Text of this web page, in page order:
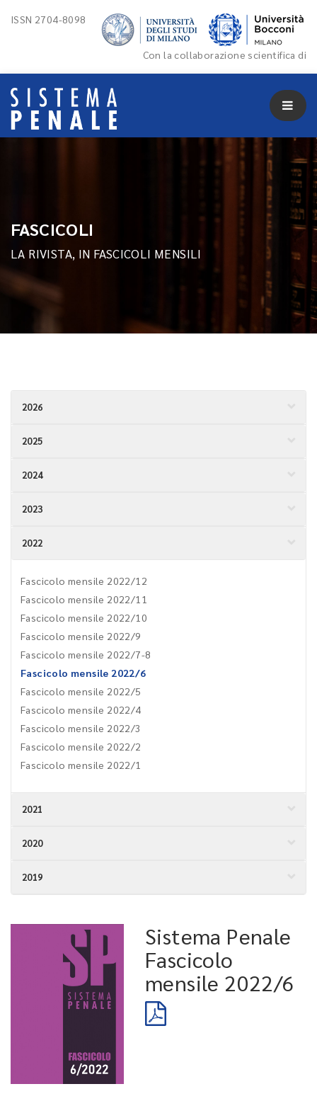
ISSN 2704-8098
Con la collaborazione scientifica di
FASCICOLI
LA RIVISTA, IN FASCICOLI MENSILI
2026
2025
2024
2023
2022
Fascicolo mensile 2022/12
Fascicolo mensile 2022/11
Fascicolo mensile 2022/10
Fascicolo mensile 2022/9
Fascicolo mensile 2022/7-8
Fascicolo mensile 2022/6
Fascicolo mensile 2022/5
Fascicolo mensile 2022/4
Fascicolo mensile 2022/3
Fascicolo mensile 2022/2
Fascicolo mensile 2022/1
2021
2020
2019
Sistema Penale
Fascicolo
mensile 2022/6